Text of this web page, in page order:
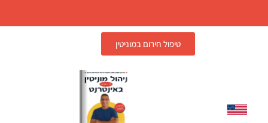
טיפול חירום במוניטין